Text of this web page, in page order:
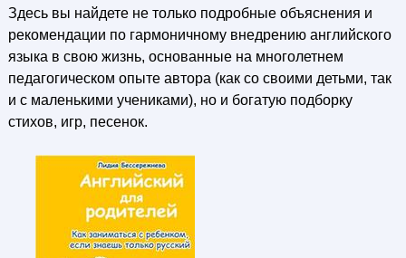
Здесь вы найдете не только подробные объяснения и
рекомендации по гармоничному внедрению английского
языка в свою жизнь, основанные на многолетнем
педагогическом опыте автора (как со своими детьми, так
и с маленькими учениками), но и богатую подборку
стихов, игр, песенок.